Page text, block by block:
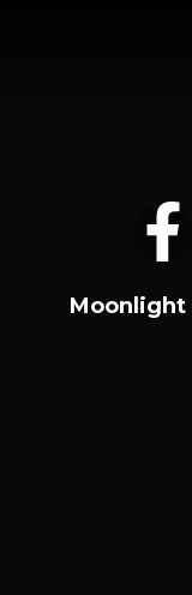
Moonlight